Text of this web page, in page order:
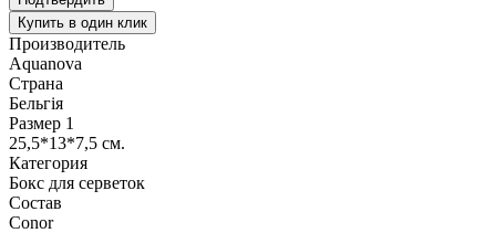
Купить в один клик
Производитель
Aquanova
Страна
Бельгія
Размер 1
25,5*13*7,5 см.
Категория
Бокс для серветок
Состав
Conor